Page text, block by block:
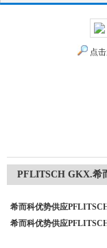
点
PFLITSCH GKX.希
希而科优势供应
希而科优势供应